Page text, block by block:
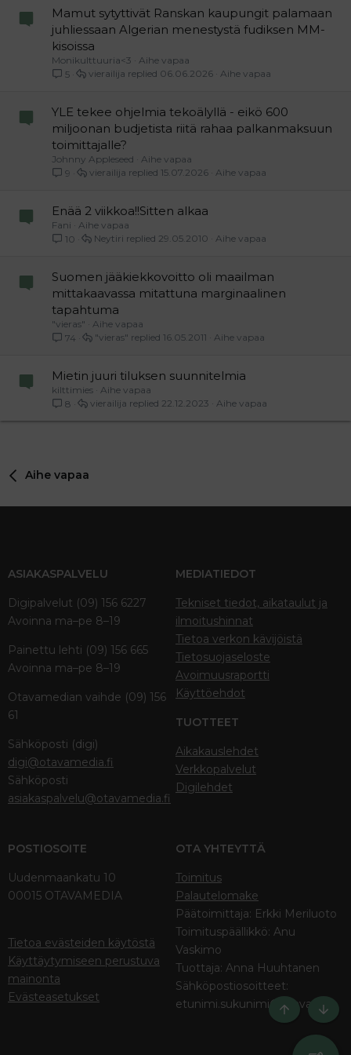
Mamut sytyttivät Ranskan kaupungit palamaan
juhliessaan Algerian menestystä fudiksen MM-
kisoissa
Monikulttuuria<3
Aihe vapaa
5
Aihe vapaa
06.06.2026
vierailija
YLE tekee ohjelmia tekoälyllä - eikö 600
miljoonan budjetista riitä rahaa palkanmaksuun
toimittajalle?
Johnny Appleseed
Aihe vapaa
9
Aihe vapaa
15.07.2026
vierailija
Enää 2 viikkoa!!Sitten alkaa
Fani
Aihe vapaa
10
Aihe vapaa
29.05.2010
Neytiri
Suomen jääkiekkovoitto oli maailman
mittakaavassa mitattuna marginaalinen
tapahtuma
"vieras"
Aihe vapaa
74
Aihe vapaa
16.05.2011
"vieras"
Mietin juuri tiluksen suunnitelmia
kilttimies Aihe vapaa
8
Aihe vapaa
22.12.2023
vierailija
Aihe vapaa
ASIAKASPALVELU
Digipalvelut (09) 156 6227
Avoinna ma–pe 8–19
Painettu lehti (09) 156 665
Avoinna ma–pe 8–19
Otavamedian vaihde (09) 156
61
Sähköposti (digi)
digi@otavamedia.fi
Sähköposti
asiakaspalvelu@otavamedia.fi
MEDIATIEDOT
Tekniset tiedot, aikataulut ja
ilmoitushinnat
Tietoa verkon kävijöistä
Tietosuojaseloste
Avoimuusraportti
Käyttöehdot
TUOTTEET
Aikakauslehdet
Verkkopalvelut
Digilehdet
POSTIOSOITE
Uudenmaankatu 10
00015 OTAVAMEDIA
Tietoa evästeiden käytöstä
Käyttäytymiseen perustuva
mainonta
Evästeasetukset
OTA YHTEYTTÄ
Toimitus
Palautelomake
Päätoimittaja: Erkki Meriluoto
Toimituspäällikkö: Anu
Vaskimo
Tuottaja: Anna Huuhtanen
Sähköpostiosoitteet:
etunimi.sukunimi@otava.fi
Ylös